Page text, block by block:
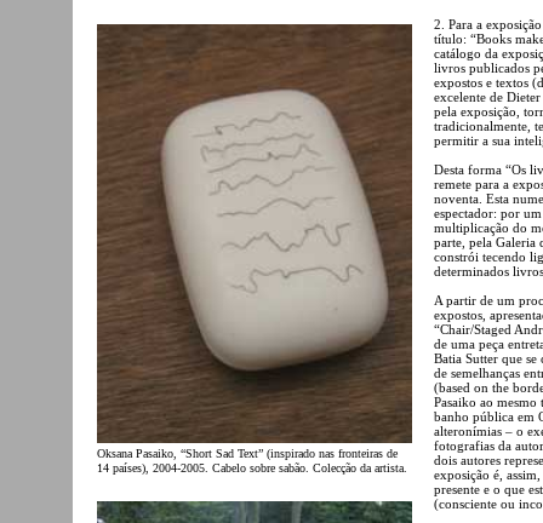
Oksana Pasaiko, “Short Sad Text” (inspirado nas fronteiras de
14 países), 2004-2005. Cabelo sobre sabão. Colecção da artista.
2. Para a
título: “Books
catálogo da
livros publicados
expostos e textos
excelente de
pela exposição,
tradicionalmente,
permitir a sua
Desta forma “Os
remete para a
noventa. Esta
espectador: por
multiplicação do
parte, pela Galeria
constrói tecendo
determinados
A partir de um
expostos,
“Chair/Staged
de uma peça
Batia Sutter que
de semelhanças
(based on the
Pasaiko ao mesmo
banho pública em
alteronímias – o
fotografias da
dois autores
exposição é,
presente e o que
(consciente ou